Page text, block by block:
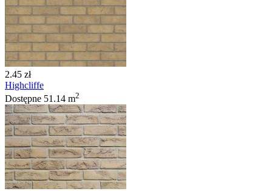
2.45 zł
Highcliffe
Dostępne 51.14 m2